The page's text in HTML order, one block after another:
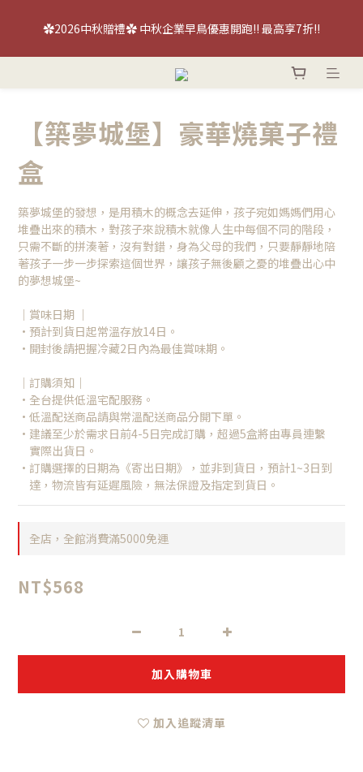
【喜餅優惠】免費『台北/台中』喜餅現場品鑑試吃～立即預約！
✿2026中秋贈禮✿ 中秋企業早鳥優惠開跑!! 最高享7折!!
【喜餅優惠】免費『台北/台中』喜餅現場品鑑試吃～立即預約！
【築夢城堡】豪華燒菓子禮
盒
築夢城堡的發想，是用積木的概念去延伸，孩子宛如媽媽們用心
堆疊出來的積木，對孩子來說積木就像人生中每個不同的階段，
只需不斷的拼湊著，沒有對錯，身為父母的我們，只要靜靜地陪
著孩子一步一步探索這個世界，讓孩子無後顧之憂的堆疊出心中
的夢想城堡~
｜賞味日期 ｜
•預計到貨日起常溫存放14日。
•開封後請把握冷藏2日內為最佳賞味期。
｜訂購須知｜
•全台提供低溫宅配服務。
•低溫配送商品請與常溫配送商品分開下單。
•建議至少於需求日前4-5日完成訂購，超過5盒將由專員連繫
實際出貨日。
•訂購選擇的日期為《寄出日期》，並非到貨日，預計1~3日到
達，物流皆有延遲風險，無法保證及指定到貨日。
全店，全館消費滿5000免運
NT$568
加入購物車
加入追蹤清單